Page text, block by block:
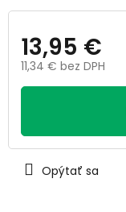
13,95 €
11,34 € bez DPH
Jednotková
Opýtať sa